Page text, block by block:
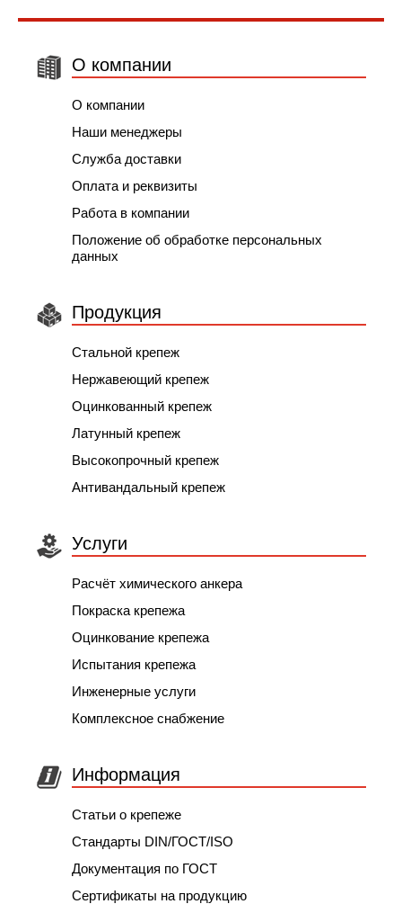
О компании
О компании
Наши менеджеры
Служба доставки
Оплата и реквизиты
Работа в компании
Положение об обработке персональных
данных
Продукция
Стальной крепеж
Нержавеющий крепеж
Оцинкованный крепеж
Латунный крепеж
Высокопрочный крепеж
Антивандальный крепеж
Услуги
Расчёт химического анкера
Покраска крепежа
Оцинкование крепежа
Испытания крепежа
Инженерные услуги
Комплексное снабжение
Информация
Статьи о крепеже
Стандарты DIN/ГОСТ/ISO
Документация по ГОСТ
Сертификаты на продукцию